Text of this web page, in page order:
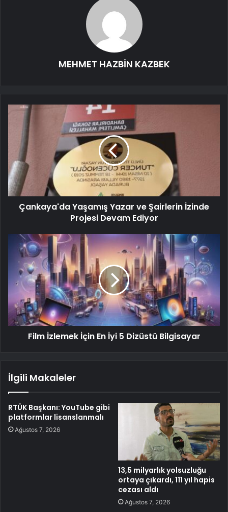
MEHMET HAZBİN KAZBEK
Çankaya'da Yaşamış Yazar ve Şairlerin İzinde
Projesi Devam Ediyor
Film İzlemek İçin En İyi 5 Dizüstü Bilgisayar
İlgili Makaleler
RTÜK Başkanı: YouTube gibi
platformlar lisanslanmalı
Ağustos 7, 2026
13,5 milyarlık yolsuzluğu
ortaya çıkardı, 111 yıl hapis
cezası aldı
Ağustos 7, 2026